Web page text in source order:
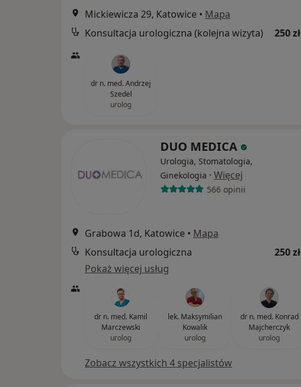
Mickiewicza 29, Katowice • Mapa
Konsultacja urologiczna (kolejna wizyta)
250 zł
dr n. med. Andrzej
Szedel
urolog
DUO MEDICA
Urologia, Stomatologia,
Ginekologia · Więcej
566 opinii
Grabowa 1d, Katowice • Mapa
Konsultacja urologiczna
250 zł
Pokaż więcej usług
dr n. med. Kamil
Marczewski
urolog
lek. Maksymilian
Kowalik
urolog
dr n. med. Konrad
Majcherczyk
urolog
Zobacz wszystkich 4 specjalistów